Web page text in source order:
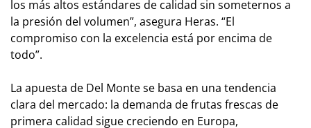
los más altos estándares de calidad sin someternos a
la presión del volumen”, asegura Heras. “El
compromiso con la excelencia está por encima de
todo”.
La apuesta de Del Monte se basa en una tendencia
clara del mercado: la demanda de frutas frescas de
primera calidad sigue creciendo en Europa,